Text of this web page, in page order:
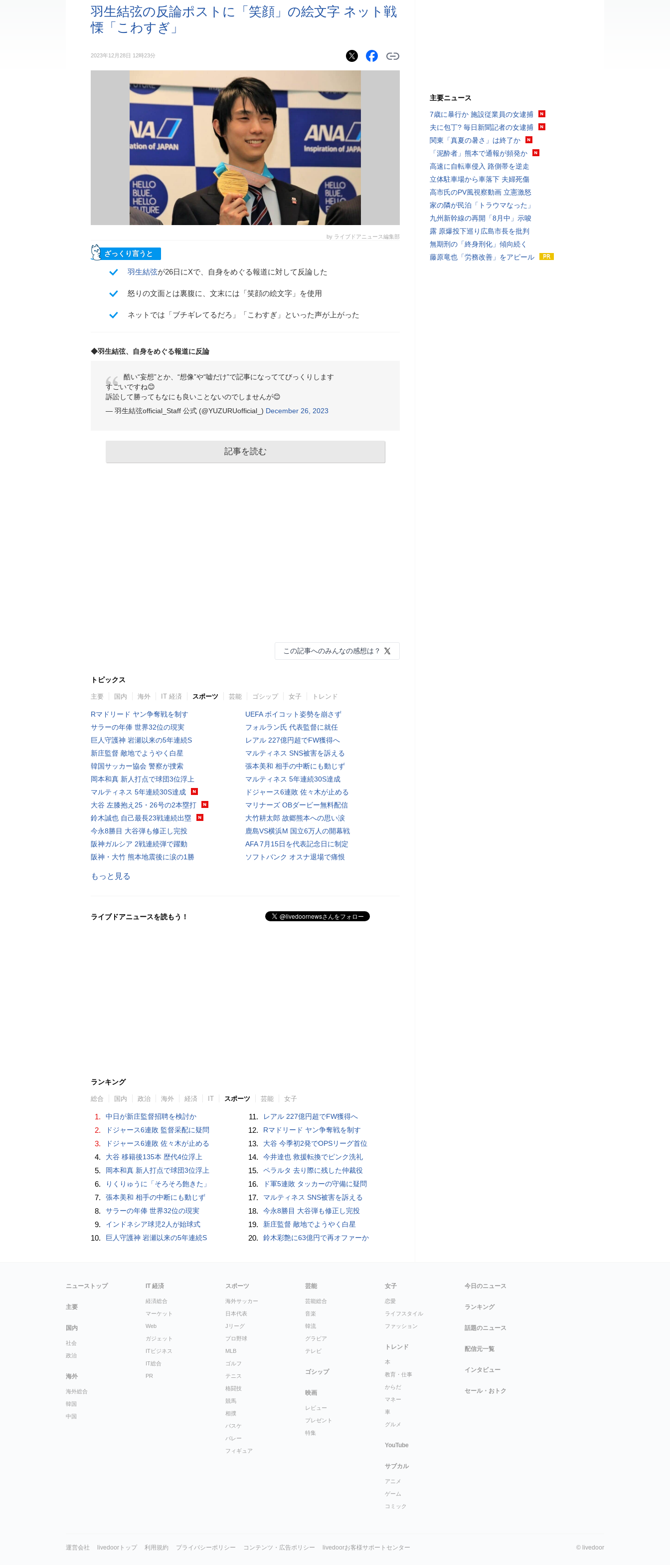
羽生結弦の反論ポストに「笑顔」の絵文字 ネット戦
慄「こわすぎ」
2023年12月28日 12時23分
by ライブドアニュース編集部
ざっくり言うと
羽生結弦が26日にXで、自身をめぐる報道に対して反論した
怒りの文面とは裏腹に、文末には「笑顔の絵文字」を使用
ネットでは「ブチギレてるだろ」「こわすぎ」といった声が上がった
◆羽生結弦、自身をめぐる報道に反論
酷い“妄想”とか、“想像”や“嘘だけ”で記事になっててびっくりします
すごいですね😊
訴訟して勝ってもなにも良いことないのでしませんが😊
— 羽生結弦official_Staff 公式 (@YUZURUofficial_) December 26, 2023
記事を読む
この記事へのみんなの感想は？
トピックス
主要 国内 海外 IT 経済 スポーツ 芸能 ゴシップ 女子 トレンド
Rマドリード ヤン争奪戦を制す
サラーの年俸 世界32位の現実
巨人守護神 岩瀬以来の5年連続S
新庄監督 敵地でようやく白星
韓国サッカー協会 警察が捜索
岡本和真 新人打点で球団3位浮上
マルティネス 5年連続30S達成
大谷 左膝抱え25・26号の2本塁打
鈴木誠也 自己最長23戦連続出塁
今永8勝目 大谷弾も修正し完投
阪神ガルシア 2戦連続弾で躍動
阪神・大竹 熊本地震後に涙の1勝
UEFA ボイコット姿勢を崩さず
フォルラン氏 代表監督に就任
レアル 227億円超でFW獲得へ
マルティネス SNS被害を訴える
張本美和 相手の中断にも動じず
マルティネス 5年連続30S達成
ドジャース6連敗 佐々木が止める
マリナーズ OBダービー無料配信
大竹耕太郎 故郷熊本への思い涙
鹿島VS横浜M 国立6万人の開幕戦
AFA 7月15日を代表記念日に制定
ソフトバンク オスナ退場で痛恨
もっと見る
ライブドアニュースを読もう！
ランキング
総合 国内 政治 海外 経済 IT スポーツ 芸能 女子
1. 中日が新庄監督招聘を検討か
2. ドジャース6連敗 監督采配に疑問
3. ドジャース6連敗 佐々木が止める
4. 大谷 移籍後135本 歴代4位浮上
5. 岡本和真 新人打点で球団3位浮上
6. りくりゅうに「そろそろ飽きた」
7. 張本美和 相手の中断にも動じず
8. サラーの年俸 世界32位の現実
9. インドネシア球児2人が始球式
10. 巨人守護神 岩瀬以来の5年連続S
11. レアル 227億円超でFW獲得へ
12. Rマドリード ヤン争奪戦を制す
13. 大谷 今季初2発でOPSリーグ首位
14. 今井達也 救援転換でピンク洗礼
15. ペラルタ 去り際に残した仲裁役
16. ド軍5連敗 タッカーの守備に疑問
17. マルティネス SNS被害を訴える
18. 今永8勝目 大谷弾も修正し完投
19. 新庄監督 敵地でようやく白星
20. 鈴木彩艶に63億円で再オファーか
主要ニュース
7歳に暴行か 施設従業員の女逮捕
夫に包丁? 毎日新聞記者の女逮捕
関東「真夏の暑さ」は終了か
「泥酔者」熊本で通報が頻発か
高速に自転車侵入 路側帯を逆走
立体駐車場から車落下 夫婦死傷
高市氏のPV風視察動画 立憲激怒
家の隣が民泊「トラウマなった」
九州新幹線の再開「8月中」示唆
露 原爆投下巡り広島市長を批判
無期刑の「終身刑化」傾向続く
藤原竜也「労務改善」をアピール
ニューストップ
主要
国内
社会
政治
海外
海外総合
韓国
中国
IT 経済
経済総合
マーケット
Web
ガジェット
ITビジネス
IT総合
PR
スポーツ
海外サッカー
日本代表
Jリーグ
プロ野球
MLB
ゴルフ
テニス
格闘技
競馬
相撲
バスケ
バレー
フィギュア
芸能
芸能総合
音楽
韓流
グラビア
テレビ
ゴシップ
映画
レビュー
プレゼント
特集
女子
恋愛
ライフスタイル
ファッション
トレンド
本
教育・仕事
からだ
マネー
車
グルメ
YouTube
サブカル
アニメ
ゲーム
コミック
今日のニュース
ランキング
話題のニュース
配信元一覧
インタビュー
セール・おトク
運営会社 livedoorトップ 利用規約 プライバシーポリシー コンテンツ・広告ポリシー livedoorお客様サポートセンター © livedoor